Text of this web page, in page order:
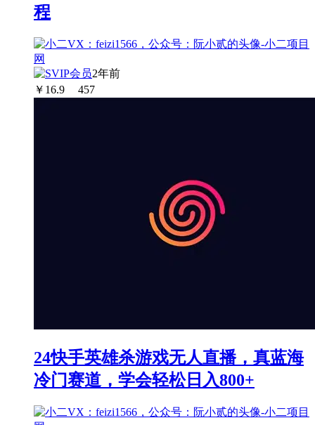
程
2年前
￥ 16.9 457
24快手英雄杀游戏无人直播，真蓝海
冷门赛道，学会轻松日入800+